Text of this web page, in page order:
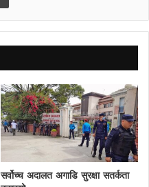
सर्वोच्च अदालत अगाडि सुरक्षा सतर्कता